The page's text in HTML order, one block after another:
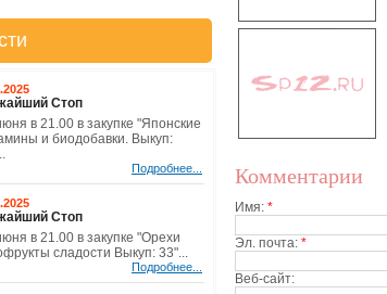
Комментарии
Имя: *
Эл. почта: *
Веб-сайт:
Стоп
в 21.00 в закупке "Японские
и биодобавки. Выкуп:
Подробнее...
Стоп
в 21.00 в закупке "Орехи
сладости Выкуп: 33"...
Подробнее...